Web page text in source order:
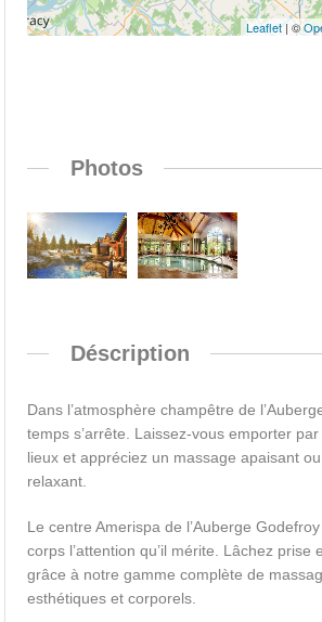
Leaflet| ©
Photos
Déscription
Dans l’atmosphère champêtre de
temps s’arrête. Laissez-vous emporter
lieux et appréciez un massage apaisant
relaxant.
Le centre Amerispa de l’Auberge
corps l’attention qu’il mérite. Lâchez prise
grâce à notre gamme complète de
esthétiques et corporels.